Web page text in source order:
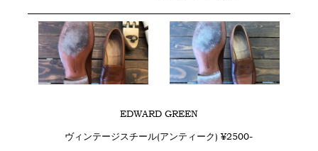
EDWARD GREEN
ヴィンテージスチール(アンティーク) ¥2500-